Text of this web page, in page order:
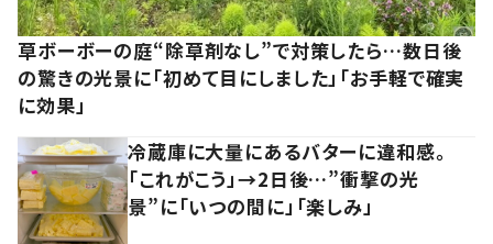
草ボーボーの庭“除草剤なし”で対策したら…数日後
の驚きの光景に「初めて目にしました」「お手軽で確実
に効果」
冷蔵庫に大量にあるバターに違和感。
「これがこう」→2日後…”衝撃の光
景”に「いつの間に」「楽しみ」